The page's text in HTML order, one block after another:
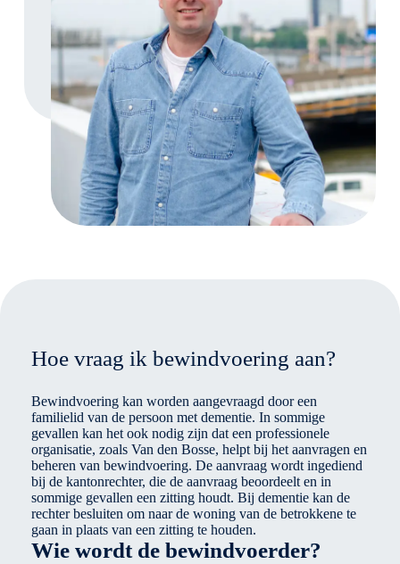
Hoe vraag ik bewindvoering aan?
Bewindvoering kan worden aangevraagd door een
familielid van de persoon met dementie. In sommige
gevallen kan het ook nodig zijn dat een professionele
organisatie, zoals Van den Bosse, helpt bij het aanvragen en
beheren van bewindvoering. De aanvraag wordt ingediend
bij de kantonrechter, die de aanvraag beoordeelt en in
sommige gevallen een zitting houdt. Bij dementie kan de
rechter besluiten om naar de woning van de betrokkene te
gaan in plaats van een zitting te houden.
Wie wordt de bewindvoerder?